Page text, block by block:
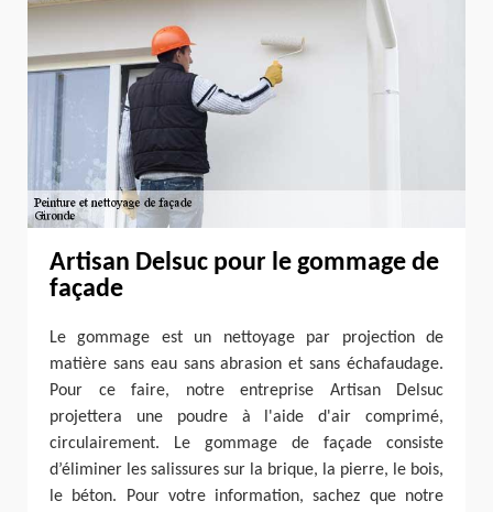
Artisan Delsuc pour le gommage de
façade
Le gommage est un nettoyage par projection de
matière sans eau sans abrasion et sans échafaudage.
Pour ce faire, notre entreprise Artisan Delsuc
projettera une poudre à l'aide d'air comprimé,
circulairement. Le gommage de façade consiste
d’éliminer les salissures sur la brique, la pierre, le bois,
le béton. Pour votre information, sachez que notre